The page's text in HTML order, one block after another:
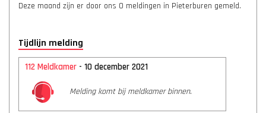
Deze maand zijn er door ons 0 meldingen in Pieterburen gemeld.
Tijdlijn melding
112 Meldkamer - 10 december 2021
Melding komt bij meldkamer binnen.